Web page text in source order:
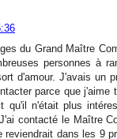
du Grand Maître
personnes à
d'amour. J'avais un
parce que j'aime
qu'il n'était plus
contacté le Maître
reviendrait dans les 9